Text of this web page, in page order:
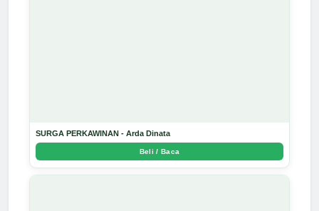
SURGA PERKAWINAN - Arda Dinata
Beli / Baca